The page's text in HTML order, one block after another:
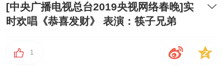
[中央广播电视总台2019央视网络春晚]实
时欢唱《恭喜发财》 表演：筷子兄弟
1